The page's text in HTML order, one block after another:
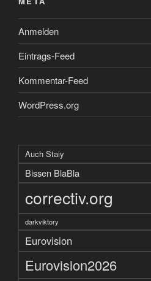
Anmelden
Eintrags-Feed
Kommentar-Feed
WordPress.org
Auch Staiy
Bissen BlaBla
correctiv.org
darkviktory
Eurovision
Eurovision2026